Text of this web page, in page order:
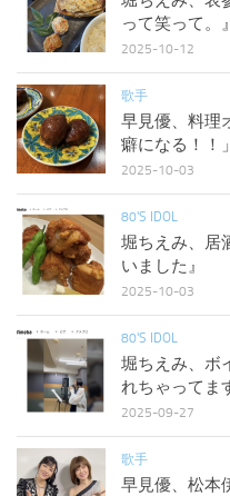
って笑って。』
2025-10-12
歌手
早見優、料理
癖になる！！」
2025-10-03
80'S IDOL
堀ちえみ、居
いました』
2025-10-03
80'S IDOL
堀ちえみ、ボ
れちゃってま
2025-09-27
歌手
早見優、松本